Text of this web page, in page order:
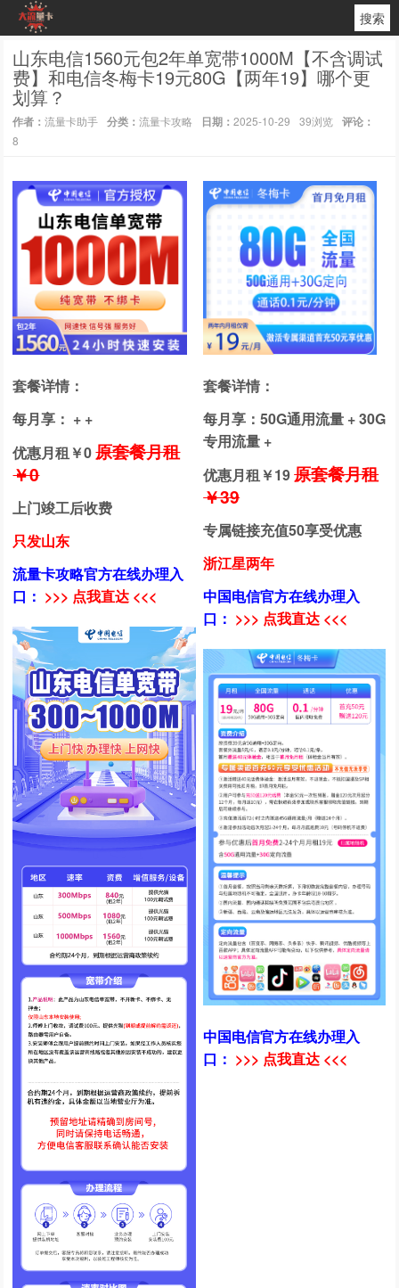
搜索
山东电信1560元包2年单宽带1000M【不含调试
费】和电信冬梅卡19元80G【两年19】哪个更
划算？
作者：流量卡助手 分类：流量卡攻略 日期：2025-10-29 39浏览 评论：
8
套餐详情：
每月享： + +
优惠月租￥0原套餐月租
￥0
上门竣工后收费
只发山东
流量卡攻略官方在线办理入
口： >>> 点我直达 <<<
套餐详情：
每月享：50G通用流量 + 30G
专用流量 +
优惠月租￥19原套餐月租
￥39
专属链接充值50享受优惠
浙江星两年
中国电信官方在线办理入
口： >>> 点我直达 <<<
中国电信官方在线办理入
口： >>> 点我直达 <<<